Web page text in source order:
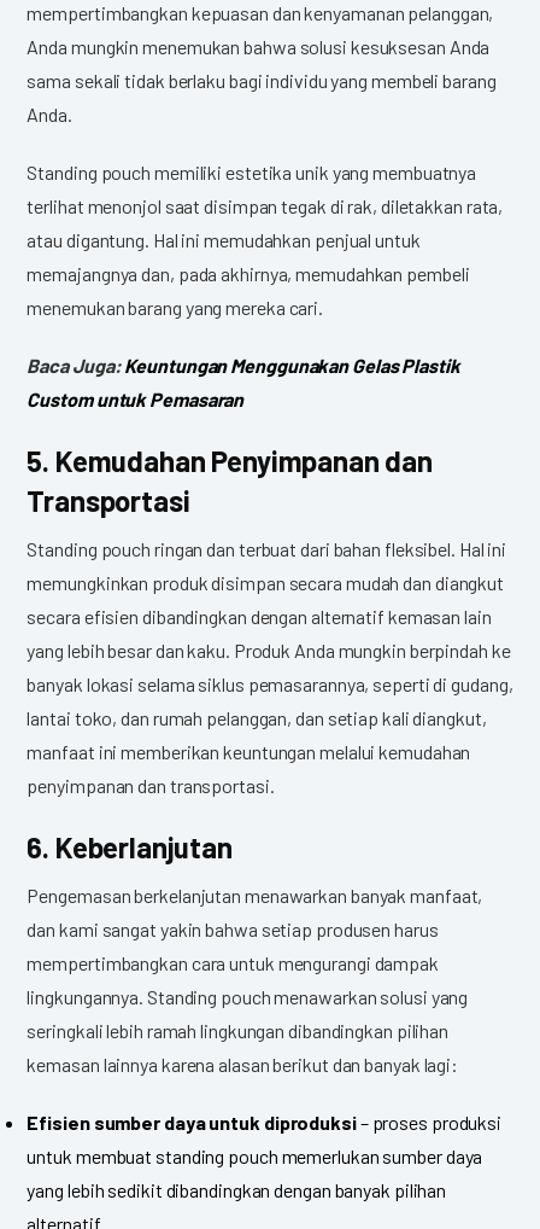
mempertimbangkan kepuasan dan kenyamanan pelanggan,
Anda mungkin menemukan bahwa solusi kesuksesan Anda
sama sekali tidak berlaku bagi individu yang membeli barang
Anda.
Standing pouch memiliki estetika unik yang membuatnya
terlihat menonjol saat disimpan tegak di rak, diletakkan rata,
atau digantung. Hal ini memudahkan penjual untuk
memajangnya dan, pada akhirnya, memudahkan pembeli
menemukan barang yang mereka cari.
Baca Juga:Keuntungan Menggunakan Gelas Plastik
Custom untuk Pemasaran
5. Kemudahan Penyimpanan dan
Transportasi
Standing pouch ringan dan terbuat dari bahan fleksibel. Hal ini
memungkinkan produk disimpan secara mudah dan diangkut
secara efisien dibandingkan dengan alternatif kemasan lain
yang lebih besar dan kaku. Produk Anda mungkin berpindah ke
banyak lokasi selama siklus pemasarannya, seperti di gudang,
lantai toko, dan rumah pelanggan, dan setiap kali diangkut,
manfaat ini memberikan keuntungan melalui kemudahan
penyimpanan dan transportasi.
6. Keberlanjutan
Pengemasan berkelanjutan menawarkan banyak manfaat,
dan kami sangat yakin bahwa setiap produsen harus
mempertimbangkan cara untuk mengurangi dampak
lingkungannya. Standing pouch menawarkan solusi yang
seringkali lebih ramah lingkungan dibandingkan pilihan
kemasan lainnya karena alasan berikut dan banyak lagi:
Efisien sumber daya untuk diproduksi– proses produksi
untuk membuat standing pouch memerlukan sumber daya
yang lebih sedikit dibandingkan dengan banyak pilihan
alternatif.